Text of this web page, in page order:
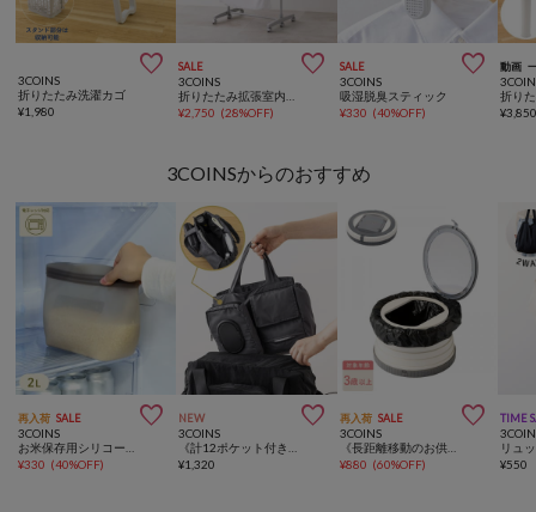

3COINS
折りたたみ洗濯カゴ
¥1,980
SALE 
3COINS
¥2,750 (28%OFF)
SALE 
3COINS
吸湿脱臭スティック
¥330 (40%OFF)
動画
¥
3COINSからのおすすめ
再入荷 SALE 
3COINS
¥330 (40%OFF)
NEW 
3COINS
¥1,320
再入荷 SALE 
3COINS
《長距離移動のお供に》ポータブルトイレ／KIDS
¥880 (60%OFF)
TIME
¥550